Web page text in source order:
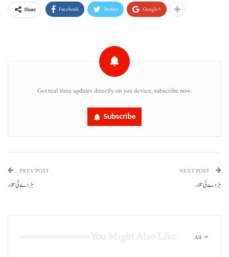
Share Facebook Twitter Google+
Get real time updates directly on you device, subscribe now.
Subscribe
PREV POST
ہڑدے ئی تلار
NEXT POST
ہڑدے ئی تلار
All